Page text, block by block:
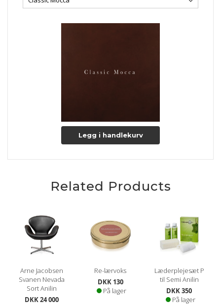
Legg i handlekurv
Related Products
Arne Jacobsen
Svanen Nevada
Sort Anilin
DKK 24 000
Re-lærvoks
DKK 130
På lager
Læderplejesæt P
til Semi Anilin
DKK 350
På lager